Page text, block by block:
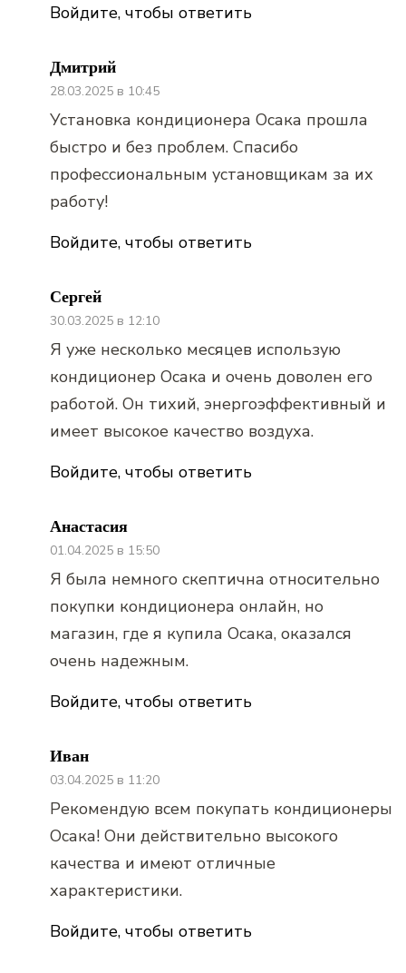
Войдите, чтобы ответить
Дмитрий
28.03.2025 в 10:45
Войдите, чтобы ответить
Установка кондиционера Осака прошла
быстро и без проблем. Спасибо
профессиональным установщикам за их
работу!
Сергей
30.03.2025 в 12:10
Войдите, чтобы ответить
Я уже несколько месяцев использую
кондиционер Осака и очень доволен его
работой. Он тихий, энергоэффективный и
имеет высокое качество воздуха.
Анастасия
01.04.2025 в 15:50
Войдите, чтобы ответить
Я была немного скептична относительно
покупки кондиционера онлайн, но
магазин, где я купила Осака, оказался
очень надежным.
Иван
03.04.2025 в 11:20
Войдите, чтобы ответить
Рекомендую всем покупать кондиционеры
Осака! Они действительно высокого
качества и имеют отличные
характеристики.